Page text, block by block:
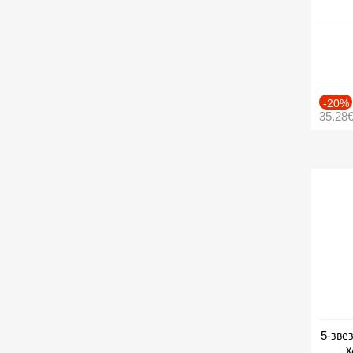
-20%
35.28€
5-